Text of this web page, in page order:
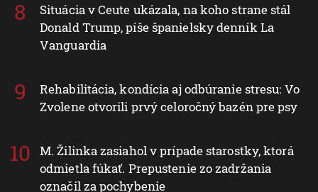
Situácia v Ceute ukázala, na koho strane stál
Donald Trump, píše španielsky denník La
Vanguardia
Rehabilitácia, kondícia aj odbúranie stresu: Vo
Zvolene otvorili prvý celoročný bazén pre psy
M. Žilinka zasiahol v prípade starostky, ktorá
odmietla fúkať. Prepustenie zo zadržania
označil za pochybenie